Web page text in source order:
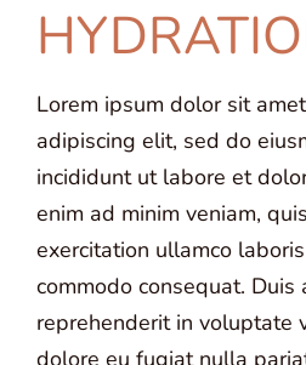
Lorem ipsum dolor sit
adipiscing elit, sed do
incididunt ut labore et
enim ad minim veniam,
exercitation ullamco
commodo consequat. Duis
reprehenderit in voluptate
dolore eu fugiat nulla